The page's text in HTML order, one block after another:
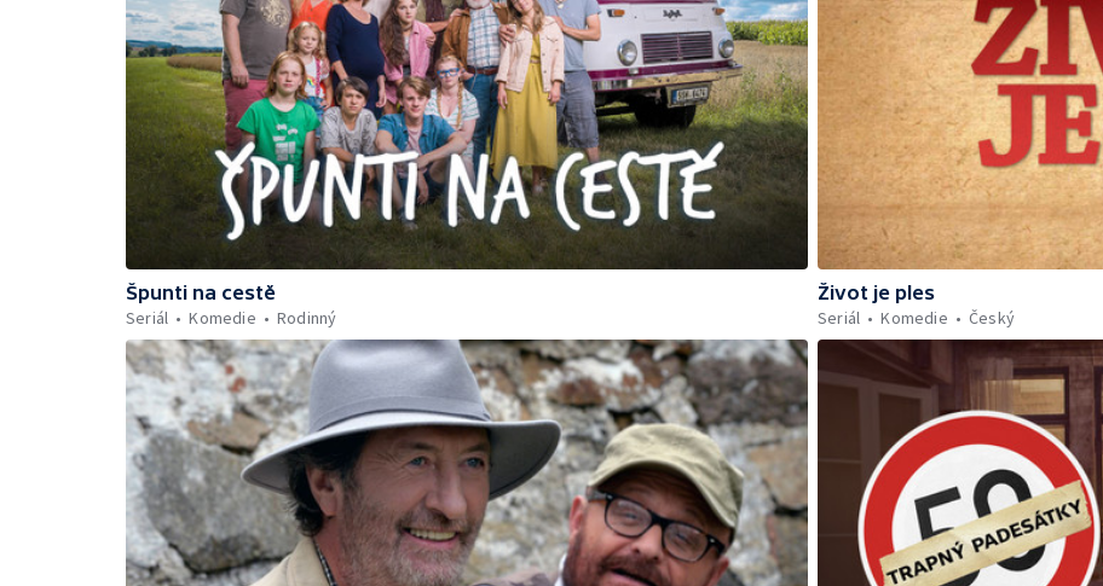
Špunti na cestě
Seriál
Komedie Rodinný
Život je ples
Seriál
Komedie Český